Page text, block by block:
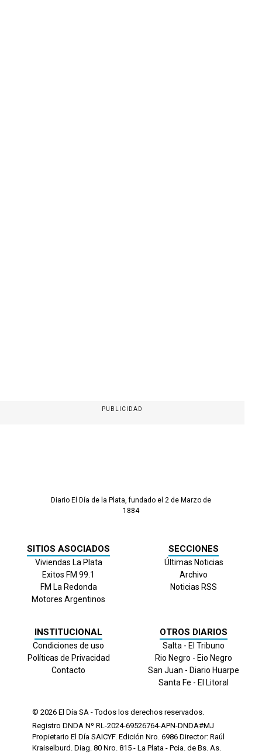
PUBLICIDAD
Diario El Día de la Plata, fundado el 2 de Marzo de
1884
SITIOS ASOCIADOS
Viviendas La Plata
Exitos FM 99.1
FM La Redonda
Motores Argentinos
SECCIONES
Últimas Noticias
Archivo
Noticias RSS
INSTITUCIONAL
Condiciones de uso
Políticas de Privacidad
Contacto
OTROS DIARIOS
Salta - El Tribuno
Rio Negro - Eio Negro
San Juan - Diario Huarpe
Santa Fe - El Litoral
© 2026 El Día SA - Todos los derechos reservados.
Registro DNDA Nº RL-2024-69526764-APN-DNDA#MJ
Propietario El Día SAICYF. Edición Nro. 6986 Director: Raúl
Kraiselburd. Diag. 80 Nro. 815 - La Plata - Pcia. de Bs. As.